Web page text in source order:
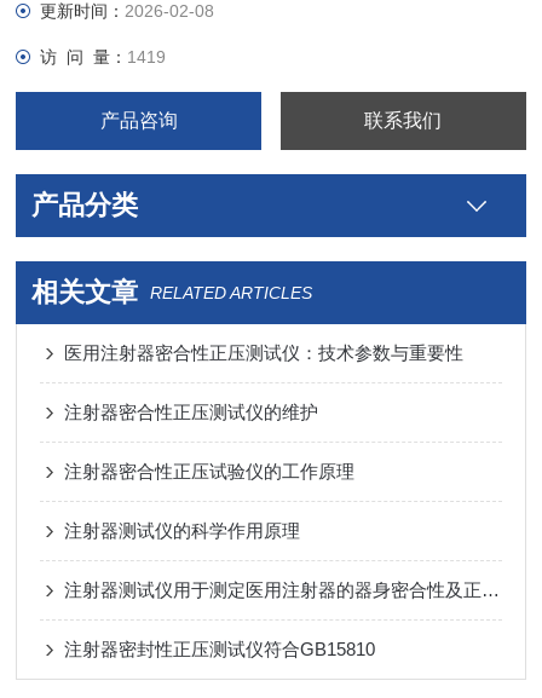
更新时间： 2026-02-08
访 问 量： 1419
产品咨询 联系我们
产品分类
相关文章 RELATED ARTICLES
医用注射器密合性正压测试仪：技术参数与重要性
注射器密合性正压测试仪的维护
注射器密合性正压试验仪的工作原理
注射器测试仪的科学作用原理
注射器测试仪用于测定医用注射器的器身密合性及正压物理特性
注射器密封性正压测试仪符合GB15810